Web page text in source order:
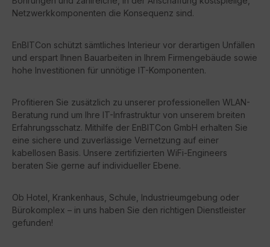
Netzwerkkomponenten die Konsequenz sind.
EnBITCon schützt sämtliches Interieur vor derartigen Unfällen
und erspart Ihnen Bauarbeiten in Ihrem Firmengebäude sowie
hohe Investitionen für unnötige IT-Komponenten.
Profitieren Sie zusätzlich zu unserer professionellen WLAN-
Beratung rund um Ihre IT-Infrastruktur von unserem breiten
Erfahrungsschatz. Mithilfe der EnBITCon GmbH erhalten Sie
eine sichere und zuverlässige Vernetzung auf einer
kabellosen Basis. Unsere zertifizierten WiFi-Engineers
beraten Sie gerne auf individueller Ebene.
Ob Hotel, Krankenhaus, Schule, Industrieumgebung oder
Bürokomplex – in uns haben Sie den richtigen Dienstleister
gefunden!